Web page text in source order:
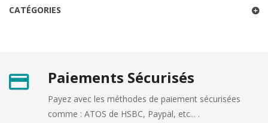
CATÉGORIES
Paiements Sécurisés
Payez avec les méthodes de paiement sécurisées
comme : ATOS de HSBC, Paypal, etc... .